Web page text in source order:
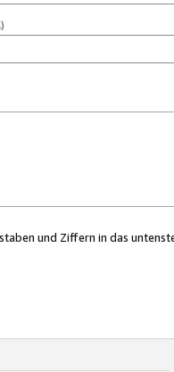
und Ziffern in das